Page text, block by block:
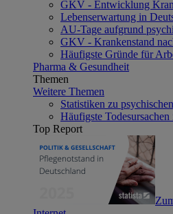
GKV - Entwicklung
Lebenserwartung in
AU-Tage aufgrund
GKV - Krankenstand
Häufigste Gründe für
Pharma & Gesundheit
Themen
Weitere Themen
Statistiken zu
Häufigste
Top Report